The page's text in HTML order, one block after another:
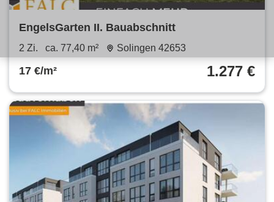
EngelsGarten II. Bauabschnitt
2 Zi. ca. 77,40 m² Solingen 42653
17 €/m² 1.277 €